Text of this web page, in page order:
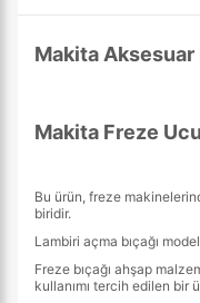
Makita Aksesuar
Makita Freze Ucu
Bu ürün, freze
biridir.
Lambiri açma bıçağı
Freze bıçağı ahşap
kullanımı tercih edilen bir